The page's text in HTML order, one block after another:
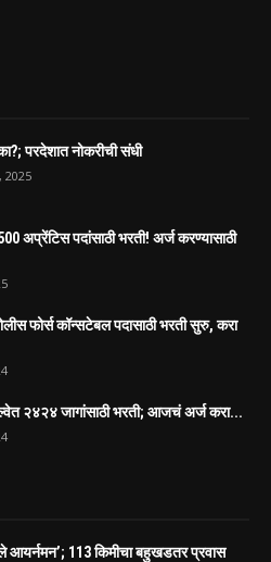
परदेशात नोकरीची संधी
2025
अप्रेंटिस पदांसाठी भरती! अर्ज करण्यासाठी
फोर्स कॉन्सटेबल पदासाठी भरती सुरु, करा
२४२४ जागांसाठी भरती; आजचं अर्ज करा...
आयर्नमन’; 113 किमीचा बहुखडतर प्रवास